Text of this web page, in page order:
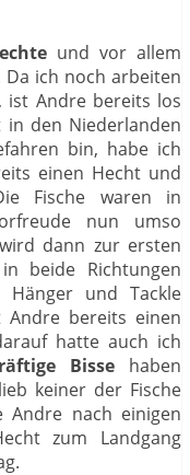
und vor allem
Da ich noch arbeiten
ist Andre bereits los
den Niederlanden
bin, habe ich
einen Hecht und
Fische waren in
nun umso
dann zur ersten
beide Richtungen
und Tackle
Andre bereits einen
hatte auch ich
Bisse haben
keiner der Fische
Andre nach einigen
zum Landgang